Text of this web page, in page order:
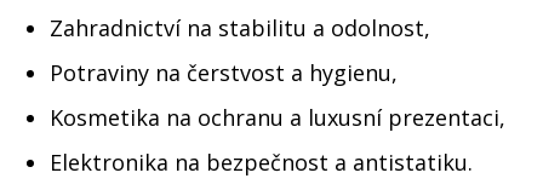
Zahradnictví na stabilitu a odolnost,
Potraviny na čerstvost a hygienu,
Kosmetika na ochranu a luxusní prezentaci,
Elektronika na bezpečnost a antistatiku.